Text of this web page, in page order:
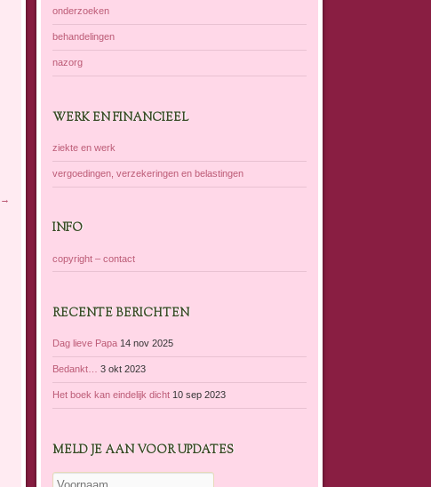
→
onderzoeken
behandelingen
nazorg
WERK EN FINANCIEEL
ziekte en werk
vergoedingen, verzekeringen en belastingen
INFO
copyright – contact
RECENTE BERICHTEN
Dag lieve Papa 14 nov 2025
Bedankt… 3 okt 2023
Het boek kan eindelijk dicht 10 sep 2023
MELD JE AAN VOOR UPDATES